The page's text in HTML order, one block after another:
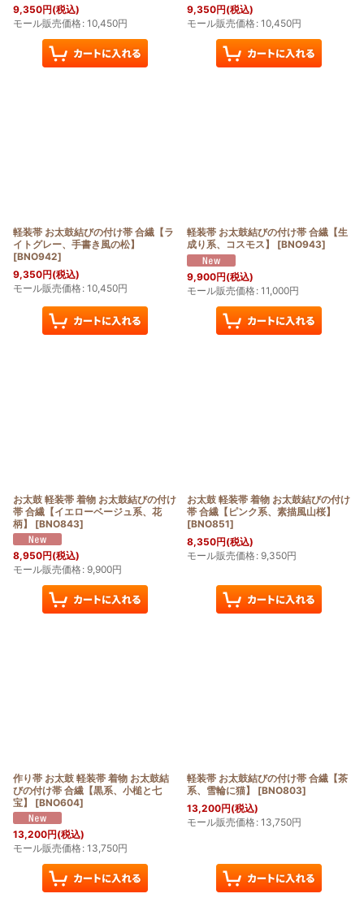
9,350円(税込)
モール販売価格: 10,450円
9,350円(税込)
モール販売価格: 10,450円
軽装帯 お太鼓結びの付け帯 合繊【ラ
イトグレー、手書き風の松】
[BNO942]
9,350円(税込)
モール販売価格: 10,450円
軽装帯 お太鼓結びの付け帯 合繊【生
成り系、コスモス】
[BNO943]
9,900円(税込)
モール販売価格: 11,000円
お太鼓 軽装帯 着物 お太鼓結びの付け
帯 合繊【イエローベージュ系、花
柄】
[BNO843]
8,950円(税込)
モール販売価格: 9,900円
お太鼓 軽装帯 着物 お太鼓結びの付け
帯 合繊【ピンク系、素描風山桜】
[BNO851]
8,350円(税込)
モール販売価格: 9,350円
作り帯 お太鼓 軽装帯 着物 お太鼓結
びの付け帯 合繊【黒系、小槌と七
宝】
[BNO604]
13,200円(税込)
モール販売価格: 13,750円
軽装帯 お太鼓結びの付け帯 合繊【茶
系、雪輪に猫】
[BNO803]
13,200円(税込)
モール販売価格: 13,750円